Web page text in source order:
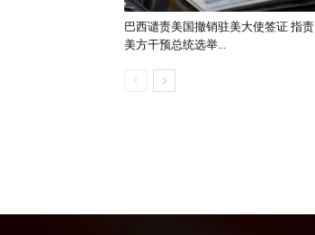
巴西谴责美国撤销驻美大使签证 指责
美方干预总统选举...